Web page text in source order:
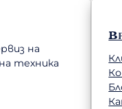
на
техника